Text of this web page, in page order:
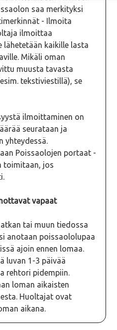
saa merkityksi
- Ilmoita
ilmoittaa
lähetetään kaikille lasta
Mikäli oman
muusta tavasta
tekstiviestillä), se
ilmoittaminen on
seurataan ja
yhteydessä.
Poissaolojen portaat -
toimitaan, jos
vapaat
tai muun tiedossa
anotaan poissaololupaa
ajoin ennen lomaa.
luvan 1-3 päivää
rehtori pidempiin.
loman aikaisten
Huoltajat ovat
aikana.